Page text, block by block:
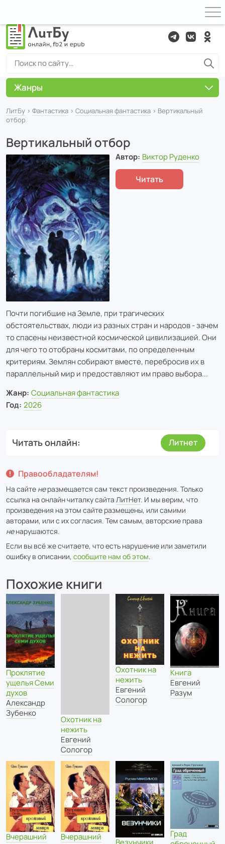
ЛитБу › Фантастика › Социальная фантастика › Вертикальный
отбор
Вертикальный отбор
Автор: Виктор Руденко
Читать
Почти погибшие на Земле, при трагических
обстоятельствах, люди из разных стран и народов - зачем
то спасены неизвестной космической цивилизацией. Они
для чего то отобраны космитами, по определенным
критериям. Землян собирают вместе, перебросив их в
параллельный мир и предоставляют им право выбора...
Жанр: Социальная фантастика
Год: 2026
Читать онлайн Литнет
Правообладателям!
На сайте неразмещается сам текст произведения. Только
ссылка на онлайн читалку сайта ЛитНет. И мы верим, что
произведения на этом сайте размещены, или самими
авторами, или с их согласия. Тем самым, авторские права
ненарушаются.
Если вы всё же считаете, что есть нарушение или заметили
ошибку в описании, сообщите нам об этом.
Похожие книги
Проклятие
ущелья Семи
духов
Александр
Зубенко
Охотник на
нежить
Евгений
Сологор
Охотник на
нежить
Евгений
Сологор
Книга
Евгений
Разум
Вчерашний
Вчерашний
Град
Жанры